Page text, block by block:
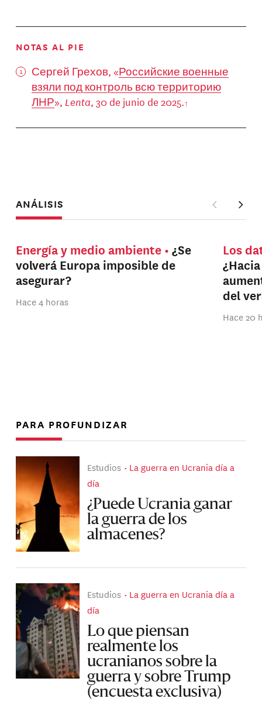
NOTAS AL PIE
Сергей Грехов, «Российские военные
взяли под контроль всю территорию
ЛНР», Lenta, 30 de junio de 2025.
ANÁLISIS
Energía y medio ambiente
¿Se
volverá Europa imposible de
asegurar?
Hace 4 horas
Los
del
Hace 20
PARA PROFUNDIZAR
Estudios
La guerra en Ucrania día a
día
¿Puede Ucrania ganar
la guerra de los
almacenes?
Estudios
La guerra en Ucrania día a
día
Lo que piensan
realmente los
ucranianos sobre la
guerra y sobre Trump
(encuesta exclusiva)